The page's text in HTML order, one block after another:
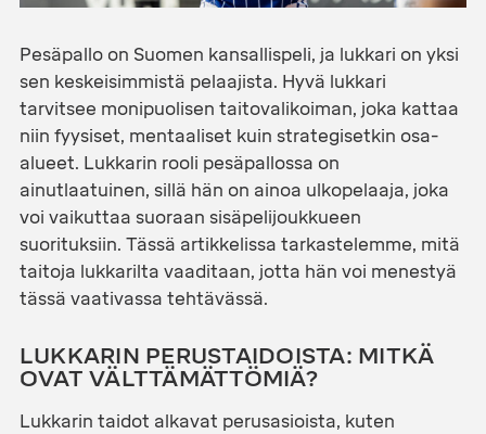
Pesäpallo on Suomen kansallispeli, ja lukkari on yksi
sen keskeisimmistä pelaajista. Hyvä lukkari
tarvitsee monipuolisen taitovalikoiman, joka kattaa
niin fyysiset, mentaaliset kuin strategisetkin osa-
alueet. Lukkarin rooli pesäpallossa on
ainutlaatuinen, sillä hän on ainoa ulkopelaaja, joka
voi vaikuttaa suoraan sisäpelijoukkueen
suorituksiin. Tässä artikkelissa tarkastelemme, mitä
taitoja lukkarilta vaaditaan, jotta hän voi menestyä
tässä vaativassa tehtävässä.
LUKKARIN PERUSTAIDOISTA: MITKÄ
OVAT VÄLTTÄMÄTTÖMIÄ?
Lukkarin taidot alkavat perusasioista, kuten